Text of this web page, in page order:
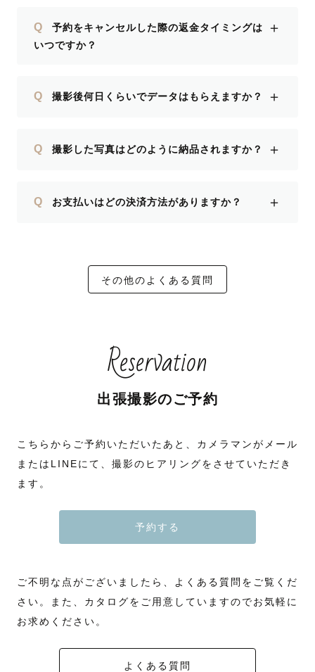
Q
予約をキャンセルした際の返金タイミングは
いつですか？
＋
Q 撮影後何日くらいでデータはもらえますか？ ＋
Q 撮影した写真はどのように納品されますか？ ＋
Q お支払いはどの決済方法がありますか？ ＋
その他のよくある質問
Reservation
出張撮影のご予約
こちらからご予約いただいたあと、カメラマンがメール
またはLINEにて、撮影のヒアリングをさせていただき
ます。
予約する
ご不明な点がございましたら、よくある質問をご覧くだ
さい。また、カタログをご用意していますのでお気軽に
お求めください。
よくある質問